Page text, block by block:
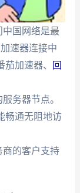
中国网络是最
速器连接中
加速器、
回
务器节点。
畅通无阻地访
商的客户支持